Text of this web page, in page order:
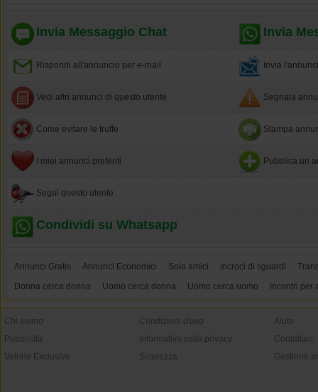
Invia Messaggio Chat Invia
Rispondi all'annuncio per e-mail Invia
Vedi altri annunci di questo utente Segnala
Come evitare le truffe Stampa
I miei annunci preferiti Pubblica un
Segui questo utente
Condividi su Whatsapp
Annunci Gratis Annunci Economici Solo amici Incroci di sguardi
Donna cerca donna
Uomo cerca donna Uomo cerca uomo Incontri per
Chi siamo
Pubblicità
Vetrine Exclusive
Condizioni d'uso
Informativa sulla privacy
Sicurezza
Aiuto
Contattaci
Gestione